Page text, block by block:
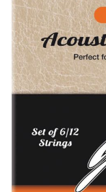
inhoud
to
the
end
of
the
images
gallery